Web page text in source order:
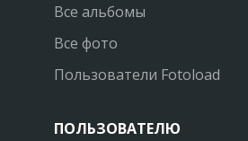
Все альбомы
Все фото
Пользователи Fotoload
ПОЛЬЗОВАТЕЛЮ